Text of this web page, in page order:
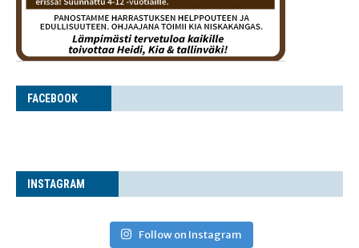
FACE­BOOK
INS­TA­GRAM
Follow on Instagram